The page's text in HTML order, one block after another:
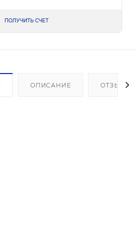
ПОЛУЧИТЬ СЧЕТ
ОПИСАНИЕ ОТЗЫВЫ